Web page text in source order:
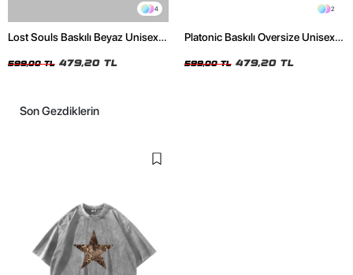
4
Lost Souls Baskılı Beyaz Unisex
599,00 TL 479,20 TL
2
Platonic Baskılı Oversize Unisex
599,00 TL 479,20 TL
Son Gezdiklerin